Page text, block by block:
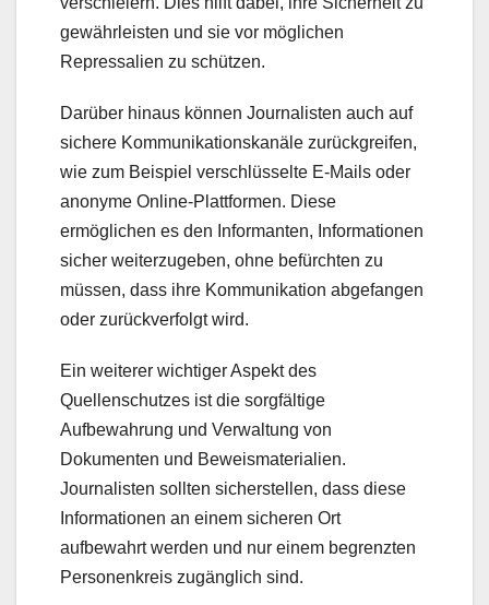
gewährleisten und sie vor möglichen
Repressalien zu schützen.
Darüber hinaus können Journalisten auch auf
sichere Kommunikationskanäle zurückgreifen,
wie zum Beispiel verschlüsselte E-Mails oder
anonyme Online-Plattformen. Diese
ermöglichen es den Informanten, Informationen
sicher weiterzugeben, ohne befürchten zu
müssen, dass ihre Kommunikation abgefangen
oder zurückverfolgt wird.
Ein weiterer wichtiger Aspekt des
Quellenschutzes ist die sorgfältige
Aufbewahrung und Verwaltung von
Dokumenten und Beweismaterialien.
Journalisten sollten sicherstellen, dass diese
Informationen an einem sicheren Ort
aufbewahrt werden und nur einem begrenzten
Personenkreis zugänglich sind.